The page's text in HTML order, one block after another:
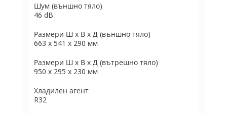
Шум (външно тяло)
46 dB
Размери Ш х В х Д (външно тяло)
663 х 541 х 290 мм
Размери Ш х В х Д (вътрешно тяло)
950 x 295 x 230 мм
Хладилен агент
R32